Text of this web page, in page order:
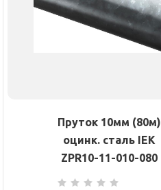
Пруток 10мм (80м)
оцинк. сталь IEK
ZPR10-11-010-080